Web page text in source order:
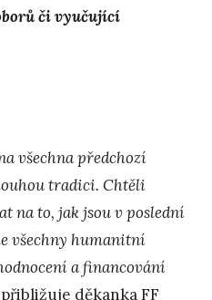
či vyučující
všechna předchozí
tradici. Chtěli
na to, jak jsou v poslední
všechny humanitní
a financování
přibližuje děkanka FF